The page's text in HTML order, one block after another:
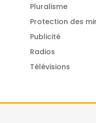
Pluralisme
Protection des
Publicité
Radios
Télévisions